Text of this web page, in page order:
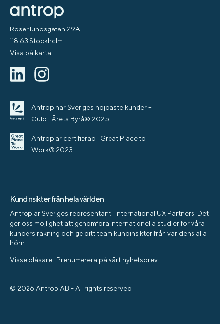
Rosenlundsgatan 29A
118 63 Stockholm
Visa på karta
Antrop har Sveriges nöjdaste kunder –
Guld i Årets Byrå® 2025
Antrop är certifierad i Great Place to
Work® 2023
Kundinsikter från hela världen
Antrop är Sveriges representant i International UX Partners. Det
ger oss möjlighet att genomföra internationella studier för våra
kunders räkning och ge ditt team kundinsikter från världens alla
hörn.
Visselblåsare Prenumerera på vårt nyhetsbrev
© 2026 Antrop AB - All rights reserved